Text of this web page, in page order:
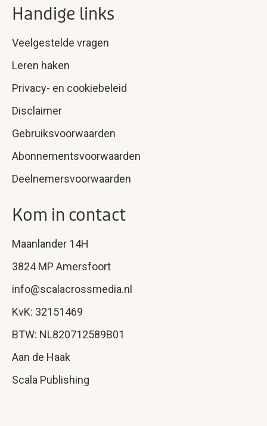
Handige links
Veelgestelde vragen
Leren haken
Privacy- en cookiebeleid
Disclaimer
Gebruiksvoorwaarden
Abonnementsvoorwaarden
Deelnemersvoorwaarden
Kom in contact
Maanlander 14H
3824 MP Amersfoort
info@scalacrossmedia.nl
KvK: 32151469
BTW: NL820712589B01
Aan de Haak
Scala Publishing